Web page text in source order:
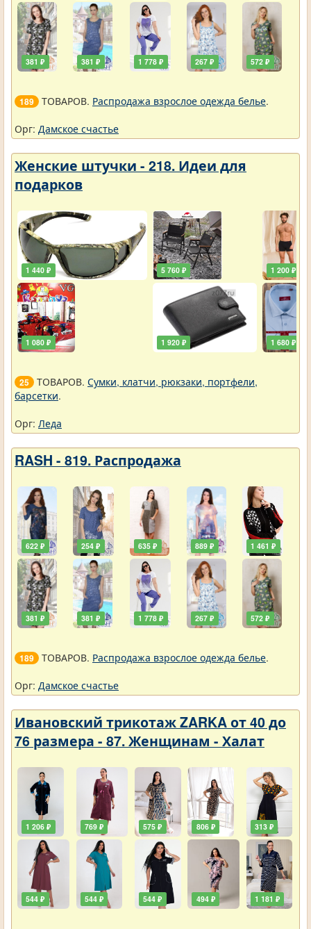
381 ₽ 381 ₽ 1 778 ₽ 267 ₽ 572 ₽
189 ТОВАРОВ. Распродажа взрослое одежда белье.
Орг: Дамское счастье
Женские штучки - 218. Идеи для
подарков
1 440 ₽
1 080 ₽
5 760 ₽
1 920 ₽
1 200 ₽
1 680 ₽
25 ТОВАРОВ. Сумки, клатчи, рюкзаки, портфели,
барсетки.
Орг: Леда
RASH - 819. Распродажа
622 ₽
381 ₽
254 ₽
381 ₽
635 ₽
1 778 ₽
889 ₽
267 ₽
1 461 ₽
572 ₽
189 ТОВАРОВ. Распродажа взрослое одежда белье.
Орг: Дамское счастье
Ивановский трикотаж ZARKA от 40 до
76 размера - 87. Женщинам - Халат
1 206 ₽
544 ₽
769 ₽
544 ₽
575 ₽
544 ₽
806 ₽
494 ₽
313 ₽
1 181 ₽